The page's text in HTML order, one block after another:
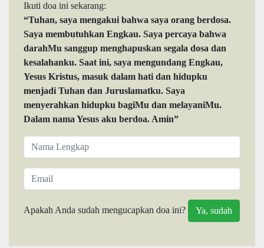
Ikuti doa ini sekarang:
“Tuhan, saya mengakui bahwa saya orang berdosa.
Saya membutuhkan Engkau. Saya percaya bahwa
darahMu sanggup menghapuskan segala dosa dan
kesalahanku. Saat ini, saya mengundang Engkau,
Yesus Kristus, masuk dalam hati dan hidupku
menjadi Tuhan dan Juruslamatku. Saya
menyerahkan hidupku bagiMu dan melayaniMu.
Dalam nama Yesus aku berdoa. Amin”
Apakah Anda sudah mengucapkan doa ini?